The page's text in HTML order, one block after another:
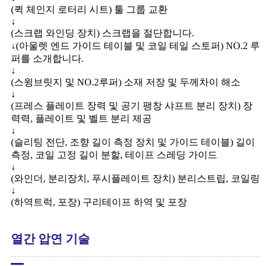
(퀵 체인지 로터리 시트) 툴 그룹 교환
↓
(스크랩 와인딩 장치) 스크랩을 절단합니다.
↓(아울렛 엔드 가이드 테이블 및 코일 테일 스토퍼) NO.2 루
퍼를 소개합니다.
↓
(스윙브릿지 및 NO.2루퍼) 소재 저장 및 두께차이 해소
↓
(프레스 플레이트 장력 및 공기 팽창 샤프트 분리 장치) 장
력력, 플레이트 및 벨트 분리 제공
↓
(슬리팅 전단, 조향 길이 측정 장치 및 가이드 테이블) 길이
측정, 코일 고정 길이 분할, 테이프 스레딩 가이드
↓
(와인더, 분리장치, 푸시플레이트 장치) 분리스트립, 코일링
↓
(하역트럭, 포장) 구리테이프 하역 및 포장
열간 압연 기술